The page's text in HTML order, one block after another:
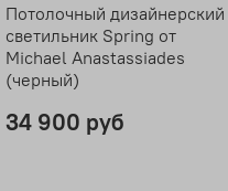
Потолочный дизайнерский
светильник Spring от
Michael Anastassiades
(черный)
34 900 руб